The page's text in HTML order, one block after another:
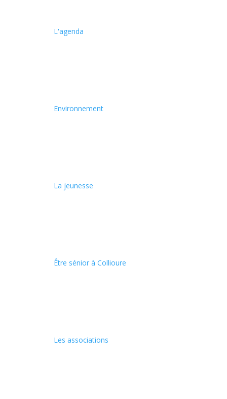
L'agenda
Environnement
La jeunesse
Être sénior à Collioure
Les associations